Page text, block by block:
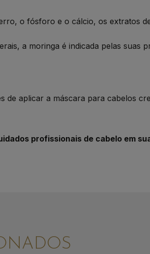
o fósforo e o cálcio, os extratos
a moringa é indicada pelas suas
de aplicar a máscara para cabelos
profissionais de cabelo em